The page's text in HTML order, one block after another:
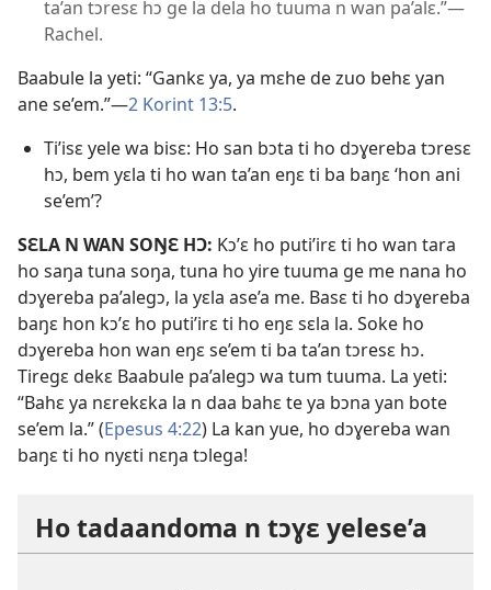
ta’an tɔresɛ hɔ ge la dela ho tuuma n wan pa’alɛ.”​—
Rachel.
Baabule la yeti: “Gankɛ ya, ya mɛhe de zuo behɛ yan
ane se’em.”​—2 Korint 13:5.
Ti’isɛ yele wa bisɛ: Ho san bɔta ti ho dɔɣereba tɔresɛ
hɔ, bem yɛla ti ho wan ta’an eŋɛ ti ba baŋɛ ‘hon ani
se’em’?
SƐLA N WAN SOŊƐ HƆ: Kɔ’ɛ ho puti’irɛ ti ho wan tara
ho saŋa tuna soŋa, tuna ho yire tuuma ge me nana ho
dɔɣereba pa’alegɔ, la yɛla ase’a me. Basɛ ti ho dɔɣereba
baŋɛ hon kɔ’ɛ ho puti’irɛ ti ho eŋɛ sɛla la. Soke ho
dɔɣereba hon wan eŋɛ se’em ti ba ta’an tɔresɛ hɔ.
Tiregɛ dekɛ Baabule pa’alegɔ wa tum tuuma. La yeti:
“Bahɛ ya nɛrekɛka la n daa bahɛ te ya bɔna yan bote
se’em la.” (Epesus 4:​22) La kan yue, ho dɔɣereba wan
baŋɛ ti ho nyɛti nɛŋa tɔlega!
Ho tadaandoma n tɔɣɛ yelese’a